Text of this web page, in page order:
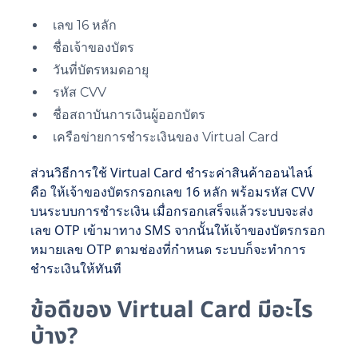
เลข 16 หลัก
ชื่อเจ้าของบัตร
วันที่บัตรหมดอายุ
รหัส CVV
ชื่อสถาบันการเงินผู้ออกบัตร
เครือข่ายการชำระเงินของ Virtual Card
ส่วนวิธีการใช้ Virtual Card ชำระค่าสินค้าออนไลน์
คือ ให้เจ้าของบัตรกรอกเลข 16 หลัก พร้อมรหัส CVV
บนระบบการชำระเงิน เมื่อกรอกเสร็จแล้วระบบจะส่ง
เลข OTP เข้ามาทาง SMS จากนั้นให้เจ้าของบัตรกรอก
หมายเลข OTP ตามช่องที่กำหนด ระบบก็จะทำการ
ชำระเงินให้ทันที
ข้อดีของ Virtual Card มีอะไร
บ้าง?